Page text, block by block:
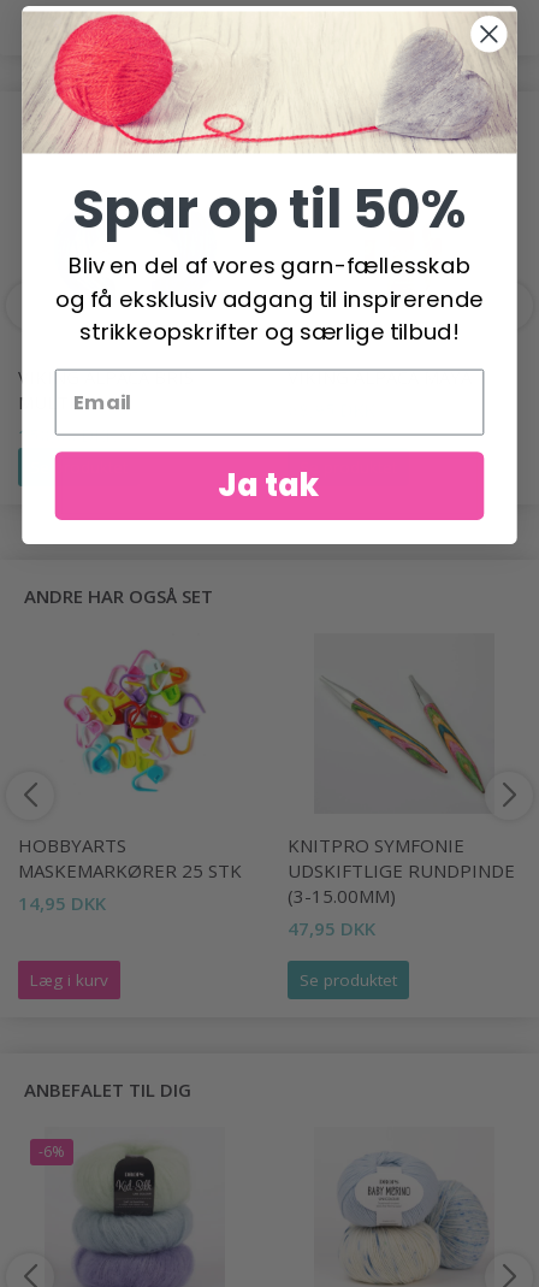
POPULÆRE ALTERNATIVER
VIKING ALPACA BRIS
MULTI
150,00 DKK
VIKING ALPACA MAYA
Se produktet
ANDRE HAR OGSÅ SET
HOBBYARTS
MASKEMARKØRER 25 STK
14,95 DKK
Læg i kurv
KNITPRO SYMFONIE
UDSKIFTLIGE RUNDPINDE
(3-15.00MM)
47,95 DKK
Se produktet
ANBEFALET TIL DIG
-6%
Spar op til 50%
Bliv en del af vores garn-fællesskab
og få eksklusiv adgang til inspirerende
strikkeopskrifter og særlige tilbud!
Ja tak